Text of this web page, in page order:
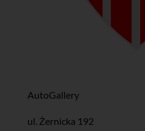
AutoGallery
ul. Żernicka 192